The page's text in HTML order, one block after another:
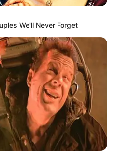
We'll Never Forget